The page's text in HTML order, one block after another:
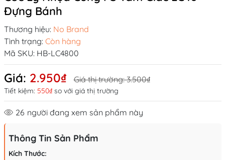
Đựng Bánh
Thương hiệu: No Brand
Tình trạng: Còn hàng
Mã SKU: HB-LC4800
Giá: 2.950₫ Giá thị trường:3.500₫
Tiết kiệm: 550₫so với giá thị trường
26 người đang xem sản phẩm này
Thông Tin Sản Phẩm
Kích Thước: